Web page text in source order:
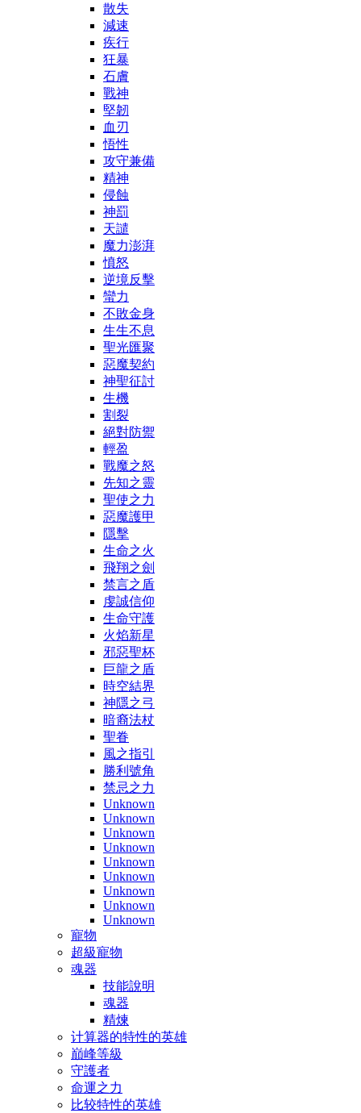
散失
減速
疾行
狂暴
石膚
戰神
堅韌
血刃
悟性
攻守兼備
精神
侵蝕
神罰
天譴
魔力澎湃
憤怒
逆境反擊
蠻力
不敗金身
生生不息
聖光匯聚
惡魔契約
神聖征討
生機
割裂
絕對防禦
輕盈
戰魔之怒
先知之靈
聖使之力
惡魔護甲
隱擊
生命之火
飛翔之劍
禁言之盾
虔誠信仰
生命守護
火焰新星
邪惡聖杯
巨龍之盾
時空結界
神隱之弓
暗裔法杖
聖眷
風之指引
勝利號角
禁忌之力
Unknown
Unknown
Unknown
Unknown
Unknown
Unknown
Unknown
Unknown
Unknown
寵物
超級寵物
魂器
技能說明
魂器
精煉
计算器的特性的英雄
巔峰等級
守護者
命運之力
比较特性的英雄